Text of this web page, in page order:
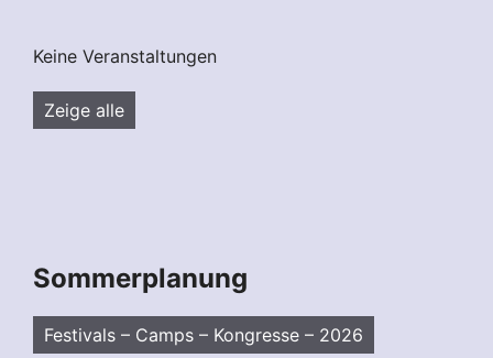
Keine Veranstaltungen
Zeige alle
Sommerplanung
Festivals – Camps – Kongresse – 2026